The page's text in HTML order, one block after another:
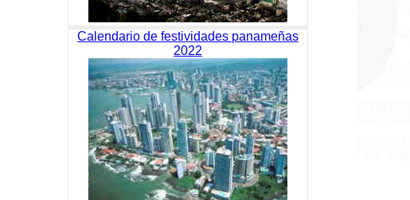
Calendario de festividades panameñas
2022